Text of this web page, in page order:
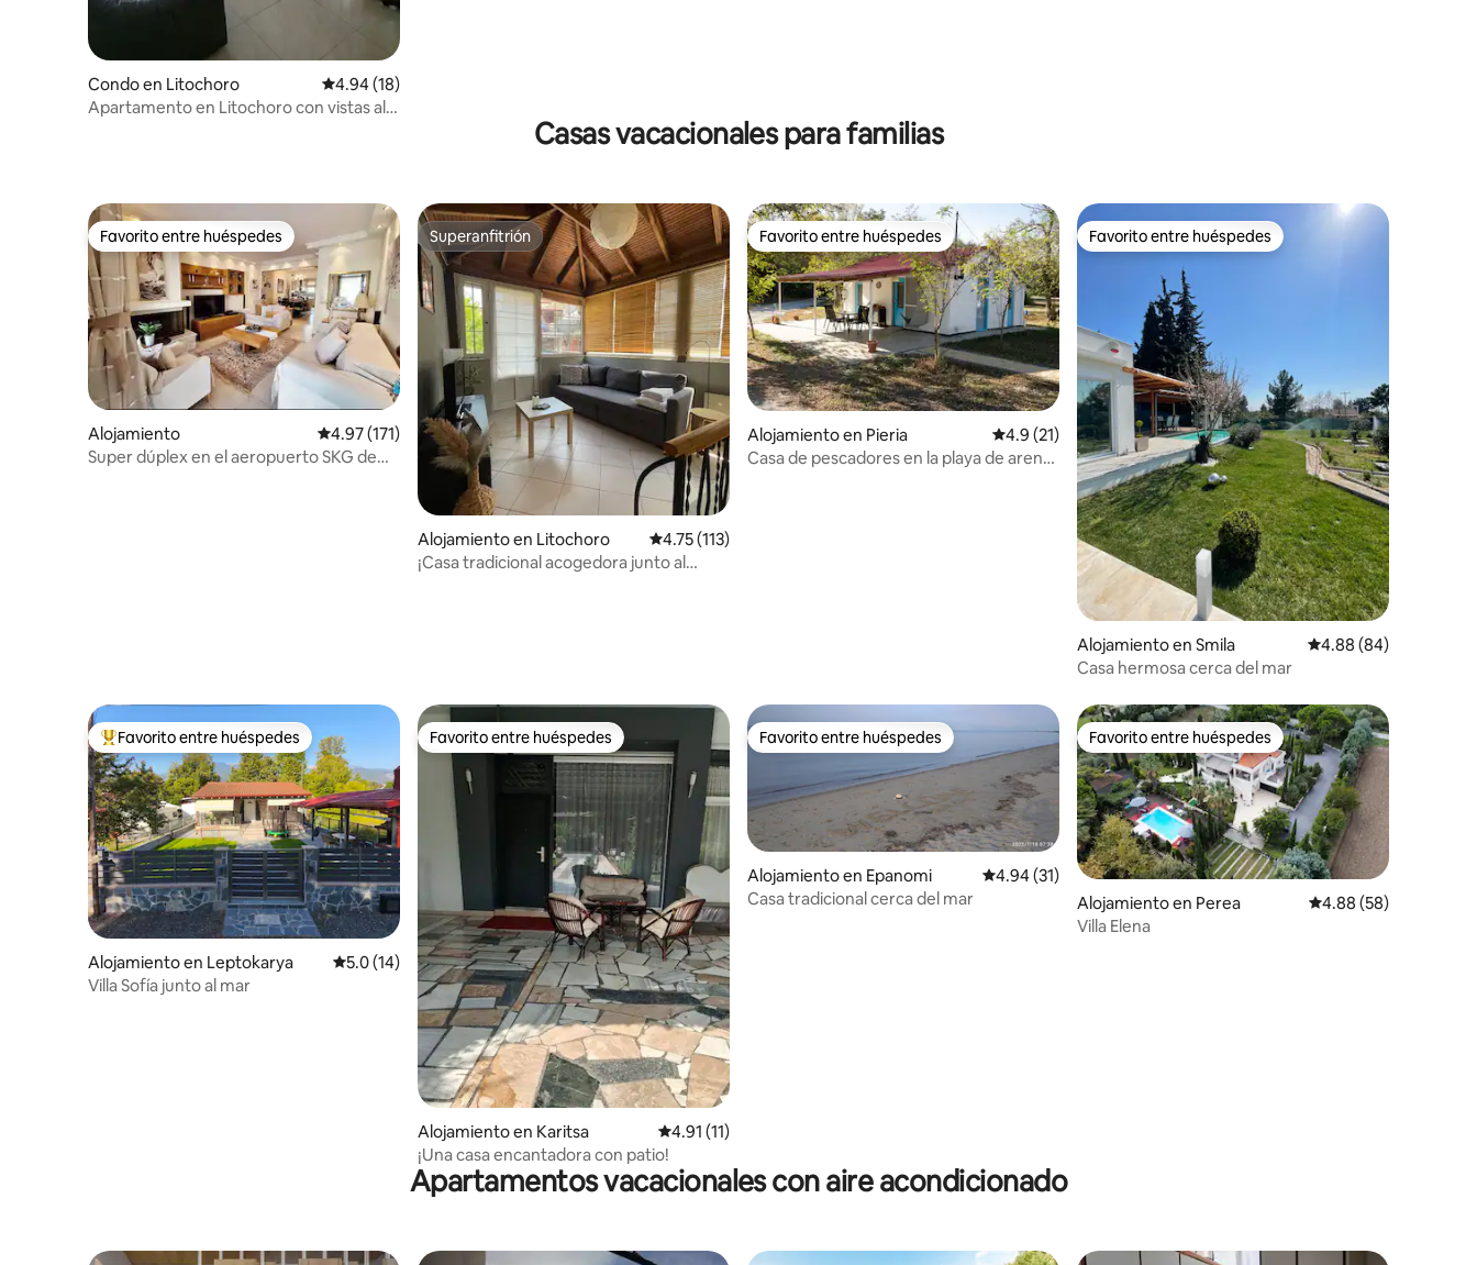
Condo en Litochoro Calificación promedio: 4.94 de 5, 18 reseñas
4.94 (18)
Apartamento en Litochoro con vistas al
Casas vacacionales para familias
Favorito entre huéspedes
Favorito entre huéspedes
Alojamiento Calificación promedio: 4.97 de 5, 171 reseñas
4.97 (171)
Super dúplex en el aeropuerto SKG de
Superanfitrión
Superanfitrión
Alojamiento en Litochoro Calificación promedio: 4.75 de 5, 113 reseñas
4.75 (113)
¡Casa tradicional acogedora junto al
Favorito entre huéspedes
Favorito entre huéspedes
Alojamiento en Pieria Calificación promedio: 4.9 de 5, 21 reseñas
4.9 (21)
Casa de pescadores en la playa de arena
Favorito entre huéspedes
Favorito entre huéspedes
Alojamiento en Smila Calificación
4.88 (84)
Casa hermosa cerca del mar
Favorito entre huéspedes preferido
Favorito entre huéspedes
Alojamiento en Leptokarya Calificación promedio: 5.0 de 5, 14 reseñas
5.0 (14)
Villa Sofía junto al mar
Favorito entre huéspedes
Favorito entre huéspedes
Alojamiento en Karitsa Calificación promedio: 4.91 de 5, 11 reseñas
4.91 (11)
¡Una casa encantadora con patio!
Favorito entre huéspedes
Favorito entre huéspedes
Alojamiento en Epanomi Calificación promedio: 4.94 de 5, 31 reseñas
4.94 (31)
Casa tradicional cerca del mar
Favorito entre huéspedes
Favorito entre huéspedes
Alojamiento en Perea Calificación
4.88 (58)
Villa Elena
Apartamentos vacacionales con aire acondicionado